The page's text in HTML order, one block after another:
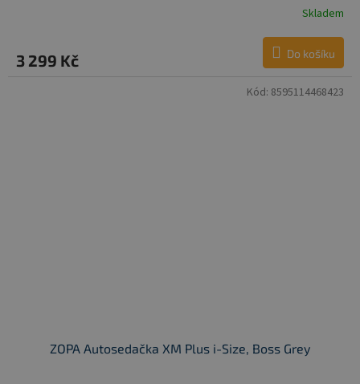
Skladem
3 299 Kč Do košíku
ZOPA Autosedačka XM Plus i-Size, Boss Grey
Kód: 8595114468423